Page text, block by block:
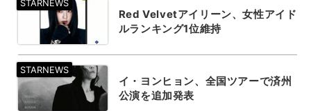
Red Velvetアイリーン、女性アイド
ルランキング1位維持
イ・ヨンヒョン、全国ツアーで済州
公演を追加発表